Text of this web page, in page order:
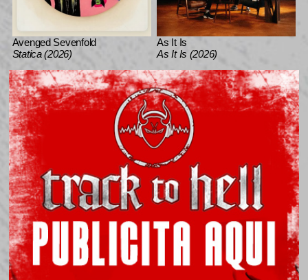
Avenged Sevenfold
Statica (2026)
As It Is
As It Is (2026)